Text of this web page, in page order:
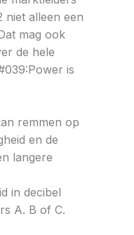
niet alleen een
mag ook
de hele
is
remmen op
en de
langere
in decibel
A. B of C.